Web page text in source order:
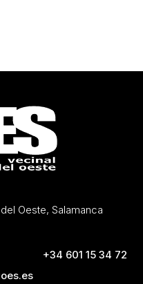
Oeste, Salamanca
+34 601 15 34 72